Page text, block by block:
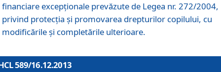
financiare excepţionale prevăzute de Legea nr. 272/2004,
privind protecţia şi promovarea drepturilor copilului, cu
modificările şi completările ulterioare.
589/16.12.2013